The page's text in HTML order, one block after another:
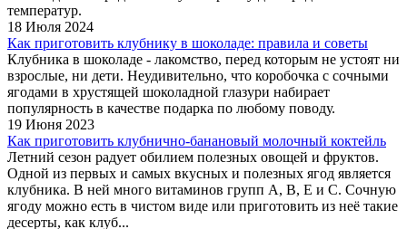
температур.
18 Июля 2024
Как приготовить клубнику в шоколаде: правила и советы
Клубника в шоколаде - лакомство, перед которым не устоят ни
взрослые, ни дети. Неудивительно, что коробочка с сочными
ягодами в хрустящей шоколадной глазури набирает
популярность в качестве подарка по любому поводу.
19 Июня 2023
Как приготовить клубнично-банановый молочный коктейль
Летний сезон радует обилием полезных овощей и фруктов.
Одной из первых и самых вкусных и полезных ягод является
клубника. В ней много витаминов групп А, В, Е и С. Сочную
ягоду можно есть в чистом виде или приготовить из неё такие
десерты, как клуб...